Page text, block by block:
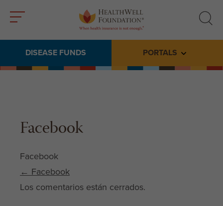
search
DISEASE FUNDS PORTALS Toggle
Facebook
Facebook
Post navigation
← Facebook
Los comentarios están cerrados.